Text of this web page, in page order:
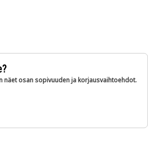
näet osan sopivuuden ja korjausvaihtoehdot.